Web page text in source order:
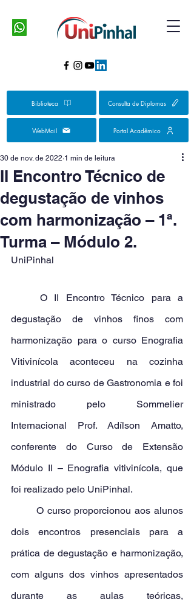
Biblioteca Consulta de Diplomas
WebMail Portal Acadêmico
II Encontro Técnico de
degustação de vinhos
com harmonização – 1ª.
Turma – Módulo 2.
30 de nov. de 2022 1 min de leitura
UniPinhal
degustação de vinhos finos com
harmonização para o curso Enografia
Vitivinícola aconteceu na cozinha
industrial do curso de Gastronomia e foi
ministrado pelo Sommelier
Internacional Prof. Adílson Amatto,
conferente do Curso de Extensão
Módulo II – Enografia vitivinícola, que
foi realizado pelo UniPinhal.
dois encontros presenciais para a
prática de degustação e harmonização,
com alguns dos vinhos apresentados
durante as aulas teóricas,